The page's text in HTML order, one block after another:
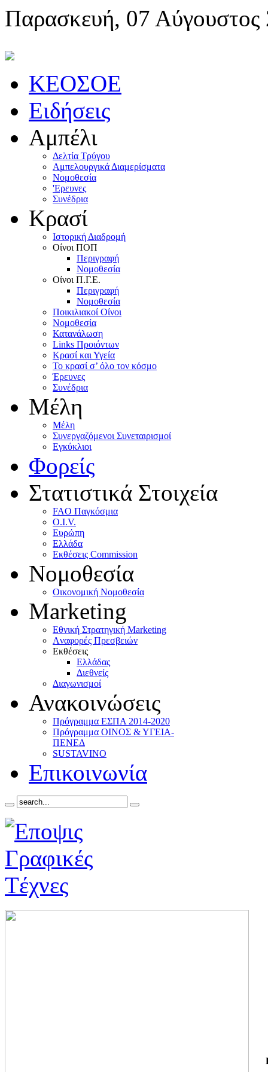
Παρασκευή, 07 Αύγουστος
KEOΣOE
Ειδήσεις
Αμπέλι
Δελτία Τρύγου
Αμπελουργικά Διαμερίσματα
Nομοθεσία
'Eρευνες
Συνέδρια
Κρασί
Iστορική Διαδρομή
Oίνοι ΠOΠ
Περιγραφή
Nομοθεσία
Oίνοι Π.Γ.E.
Περιγραφή
Νομοθεσία
Ποικιλιακοί Oίνοι
Nομοθεσία
Κατανάλωση
Links Προιόντων
Κρασί και Υγεία
To κρασί σ’ όλο τον κόσμο
Έρευνες
Συνέδρια
Μέλη
Mέλη
Συνεργαζόμενοι Συνεταιρισμοί
Εγκύκλιοι
Φορείς
Στατιστικά Στοιχεία
FAO Παγκόσμια
O.I.V.
Ευρώπη
Ελλάδα
Eκθέσεις Commission
Νομοθεσία
Οικονομική Νομοθεσία
Marketing
Eθνική Στρατηγική Marketing
Aναφορές Πρεσβειών
Eκθέσεις
Eλλάδας
Διεθνείς
Διαγωνισμοί
Ανακοινώσεις
Πρόγραμμα ΕΣΠΑ 2014-2020
Πρόγραμμα ΟΙΝΟΣ & ΥΓΕΙΑ-
ΠΕΝΕΔ
SUSTAVINO
Επικοινωνία